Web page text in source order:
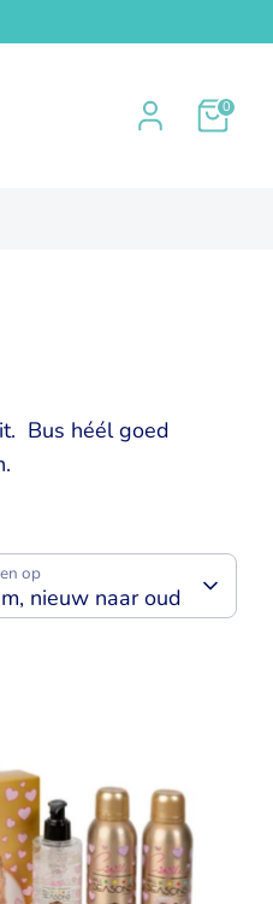
0
Bus héél goed
op
nieuw naar oud